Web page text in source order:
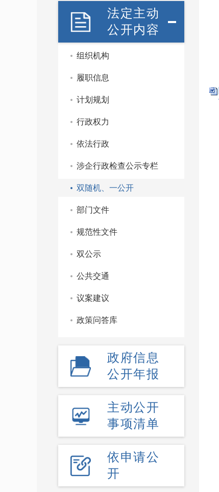
法定主动
公开内容
组织机构
履职信息
计划规划
行政权力
依法行政
涉企行政检查公示专栏
双随机、一公开
部门文件
规范性文件
双公示
公共交通
议案建议
政策问答库
政府信息
公开年报
主动公开
事项清单
依申请公
开